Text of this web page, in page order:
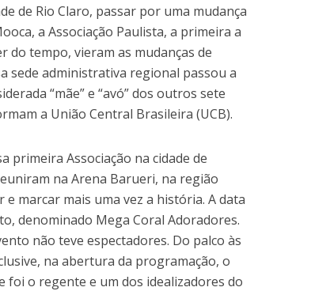
de Rio Claro, passar por uma mudança
a Associação Paulista, a primeira a
do tempo, vieram as mudanças de
sede administrativa regional passou a
“mãe” e “avó” dos outros sete
a União Central Brasileira (UCB).
primeira Associação na cidade de
na Arena Barueri, na região
marcar mais uma vez a história. A data
denominado Mega Coral Adoradores.
não teve espectadores. Do palco às
na abertura da programação, o
foi o regente e um dos idealizadores do